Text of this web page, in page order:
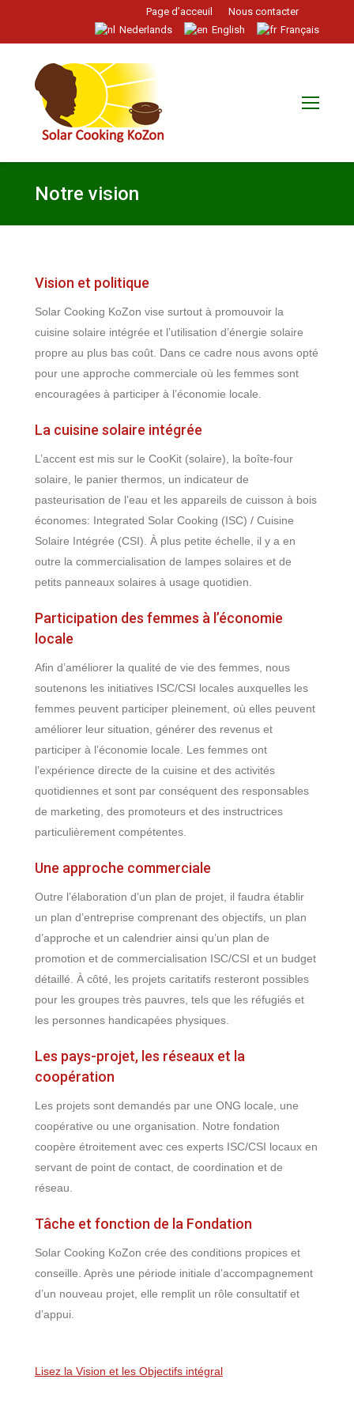
Page d’acceuil
Nous contacter
Nederlands
English Français
Notre vision
Vision et politique
Solar Cooking KoZon vise surtout à promouvoir la
cuisine solaire intégrée et l’utilisation d’énergie solaire
propre au plus bas coût. Dans ce cadre nous avons opté
pour une approche commerciale où les femmes sont
encouragées à participer à l’économie locale.
La cuisine solaire intégrée
L’accent est mis sur le CooKit (solaire), la boîte-four
solaire, le panier thermos, un indicateur de
pasteurisation de l’eau et les appareils de cuisson à bois
économes: Integrated Solar Cooking (ISC) / Cuisine
Solaire Intégrée (CSI). À plus petite échelle, il y a en
outre la commercialisation de lampes solaires et de
petits panneaux solaires à usage quotidien.
Participation des femmes à l’économie
locale
Afin d’améliorer la qualité de vie des femmes, nous
soutenons les initiatives ISC/CSI locales auxquelles les
femmes peuvent participer pleinement, où elles peuvent
améliorer leur situation, générer des revenus et
participer à l’économie locale. Les femmes ont
l’expérience directe de la cuisine et des activités
quotidiennes et sont par conséquent des responsables
de marketing, des promoteurs et des instructrices
particulièrement compétentes.
Une approche commerciale
Outre l’élaboration d’un plan de projet, il faudra établir
un plan d’entreprise comprenant des objectifs, un plan
d’approche et un calendrier ainsi qu’un plan de
promotion et de commercialisation ISC/CSI et un budget
détaillé. À côté, les projets caritatifs resteront possibles
pour les groupes très pauvres, tels que les réfugiés et
les personnes handicapées physiques.
Les pays-projet, les réseaux et la
coopération
Les projets sont demandés par une ONG locale, une
coopérative ou une organisation. Notre fondation
coopère étroitement avec ces experts ISC/CSI locaux en
servant de point de contact, de coordination et de
réseau.
Tâche et fonction de la Fondation
Solar Cooking KoZon crée des conditions propices et
conseille. Après une période initiale d’accompagnement
d’un nouveau projet, elle remplit un rôle consultatif et
d’appui.
Lisez la Vision et les Objectifs intégral